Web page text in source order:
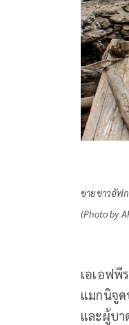
ชายชาวอัฟ
(Photo by
เอเอฟพี
แมกนิจูด
และผู้บา